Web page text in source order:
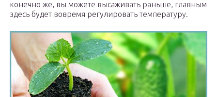
конечно же, вы можете высаживать раньше, главным
здесь будет вовремя регулировать температуру.